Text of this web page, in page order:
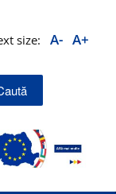
size: A- A+